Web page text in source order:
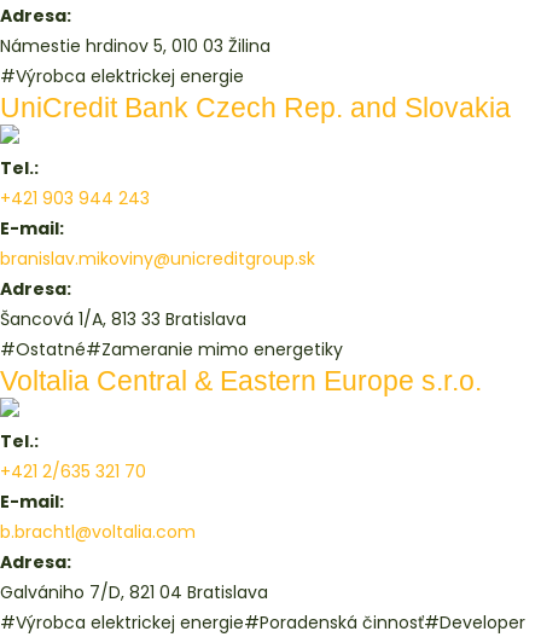
Adresa:
Námestie hrdinov 5, 010 03 Žilina
#Výrobca elektrickej energie
UniCredit Bank Czech Rep. and Slovakia
Tel.:
+421 903 944 243
E-mail:
branislav.mikoviny@unicreditgroup.sk
Adresa:
Šancová 1/A, 813 33 Bratislava
#Ostatné#Zameranie mimo energetiky
Voltalia Central & Eastern Europe s.r.o.
Tel.:
+421 2/635 321 70
E-mail:
b.brachtl@voltalia.com
Adresa:
Galvániho 7/D, 821 04 Bratislava
#Výrobca elektrickej energie#Poradenská činnosť#Developer